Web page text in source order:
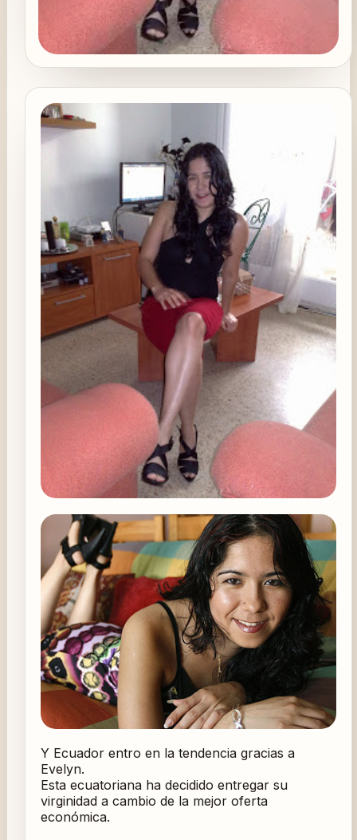
Y Ecuador entro en la tendencia gracias a
Evelyn.
Esta ecuatoriana ha decidido entregar su
virginidad a cambio de la mejor oferta
económica.